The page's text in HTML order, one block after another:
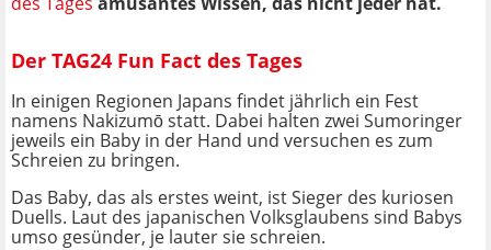
Der TAG24 Fun Fact des Tages
In einigen Regionen Japans findet jährlich ein Fest
namens Nakizumō statt. Dabei halten zwei Sumoringer
jeweils ein Baby in der Hand und versuchen es zum
Schreien zu bringen.
Das Baby, das als erstes weint, ist Sieger des kuriosen
Duells. Laut des japanischen Volksglaubens sind Babys
umso gesünder, je lauter sie schreien.